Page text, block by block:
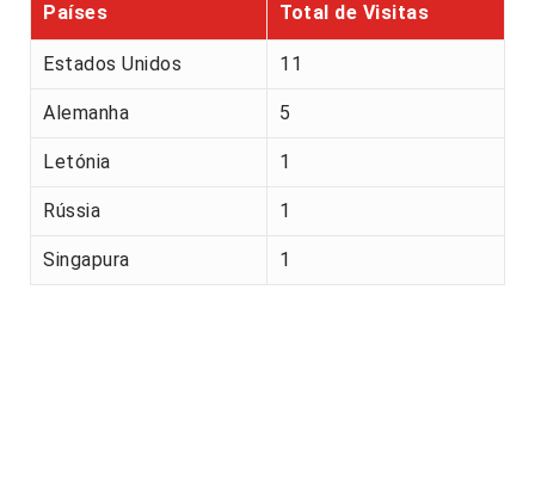
Países
Total de Visitas
Estados Unidos 11
Alemanha 5
Letónia 1
Rússia 1
Singapura 1